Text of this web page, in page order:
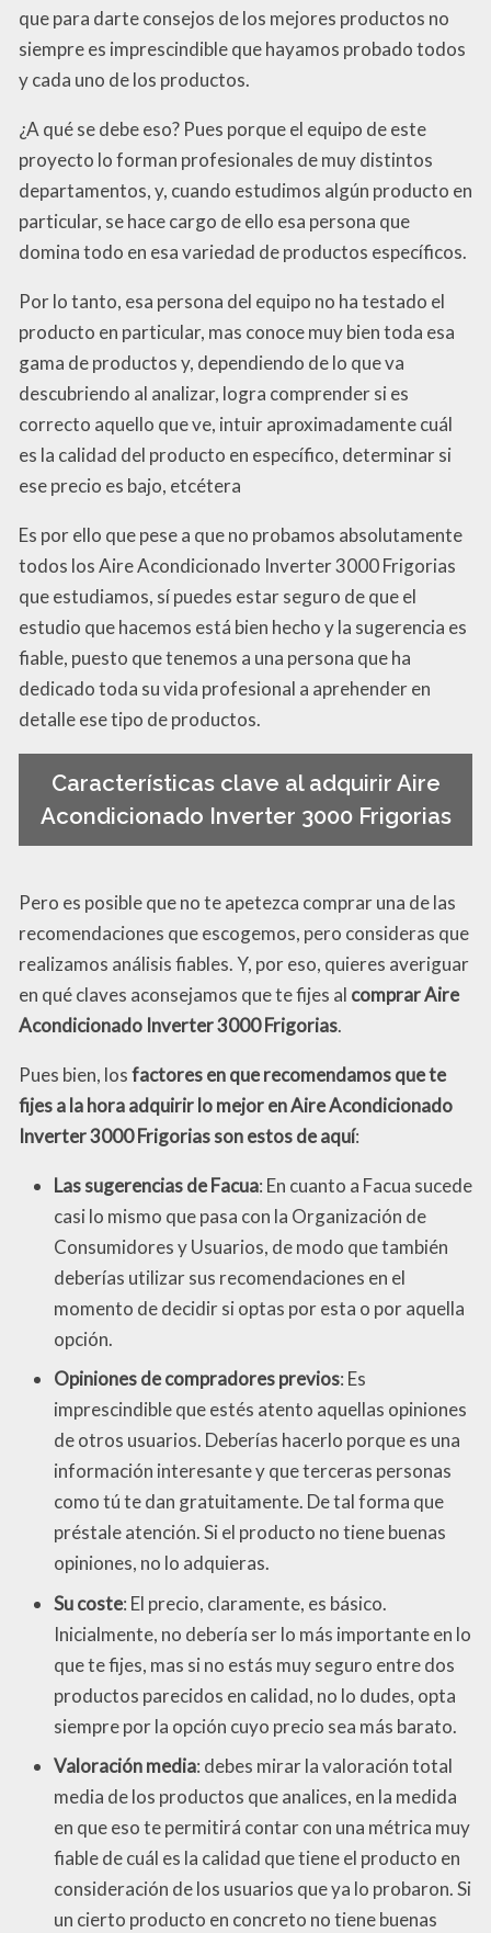
que para darte consejos de los mejores productos no
siempre es imprescindible que hayamos probado todos
y cada uno de los productos.
¿A qué se debe eso? Pues porque el equipo de este
proyecto lo forman profesionales de muy distintos
departamentos, y, cuando estudimos algún producto en
particular, se hace cargo de ello esa persona que
domina todo en esa variedad de productos específicos.
Por lo tanto, esa persona del equipo no ha testado el
producto en particular, mas conoce muy bien toda esa
gama de productos y, dependiendo de lo que va
descubriendo al analizar, logra comprender si es
correcto aquello que ve, intuir aproximadamente cuál
es la calidad del producto en específico, determinar si
ese precio es bajo, etcétera
Es por ello que pese a que no probamos absolutamente
todos los Aire Acondicionado Inverter 3000 Frigorias
que estudiamos, sí puedes estar seguro de que el
estudio que hacemos está bien hecho y la sugerencia es
fiable, puesto que tenemos a una persona que ha
dedicado toda su vida profesional a aprehender en
detalle ese tipo de productos.
Características clave al adquirir Aire
Acondicionado Inverter 3000 Frigorias
Pero es posible que no te apetezca comprar una de las
recomendaciones que escogemos, pero consideras que
realizamos análisis fiables. Y, por eso, quieres averiguar
en qué claves aconsejamos que te fijes al comprar Aire
Acondicionado Inverter 3000 Frigorias.
Pues bien, losfactores en que recomendamos que te
fijes a la hora adquirir lo mejor en Aire Acondicionado
Inverter 3000 Frigorias son estos de aquí:
Las sugerencias de Facua: En cuanto a Facua sucede
casi lo mismo que pasa con la Organización de
Consumidores y Usuarios, de modo que también
deberías utilizar sus recomendaciones en el
momento de decidir si optas por esta o por aquella
opción.
Opiniones de compradores previos: Es
imprescindible que estés atento aquellas opiniones
de otros usuarios. Deberías hacerlo porque es una
información interesante y que terceras personas
como tú te dan gratuitamente. De tal forma que
préstale atención. Si el producto no tiene buenas
opiniones, no lo adquieras.
Su coste: El precio, claramente, es básico.
Inicialmente, no debería ser lo más importante en lo
que te fijes, mas si no estás muy seguro entre dos
productos parecidos en calidad, no lo dudes, opta
siempre por la opción cuyo precio sea más barato.
Valoración media: debes mirar la valoración total
media de los productos que analices, en la medida
en que eso te permitirá contar con una métrica muy
fiable de cuál es la calidad que tiene el producto en
consideración de los usuarios que ya lo probaron. Si
un cierto producto en concreto no tiene buenas